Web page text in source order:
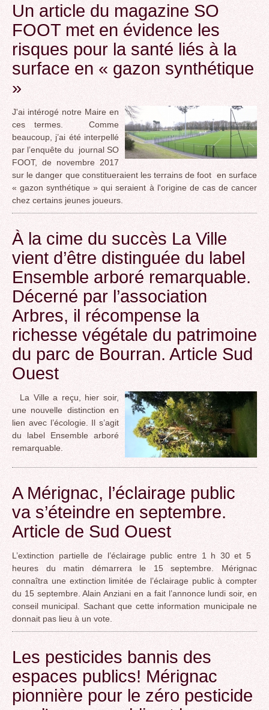
Un article du magazine SO
FOOT met en évidence les
risques pour la santé liés à la
surface en « gazon synthétique
»
J'ai intérogé notre Maire en
ces termes. Comme
beaucoup, j’ai été interpellé
par l’enquête du journal SO
FOOT, de novembre 2017
sur le danger que constitueraient les terrains de​ foot en surface
« gazon synthétique » qui seraient à l'origine de cas de cancer
chez certains jeunes joueurs​.
À la cime du succès La Ville
vient d’être distinguée du label
Ensemble arboré remarquable.
Décerné par l’association
Arbres, il récompense la
richesse végétale du patrimoine
du parc de Bourran. Article Sud
Ouest
La Ville a reçu, hier soir,
une nouvelle distinction en
lien avec l’écologie. Il s’agit
du label Ensemble arboré
remarquable.
A Mérignac, l’éclairage public
va s’éteindre en septembre.
Article de Sud Ouest
L’extinction partielle de l’éclairage public entre 1 h 30 et 5
heures du matin démarrera le 15 septembre. Mérignac
connaîtra une extinction limitée de l’éclairage public à compter
du 15 septembre. Alain Anziani en a fait l’annonce lundi soir, en
conseil municipal. Sachant que cette information municipale ne
donnait pas lieu à un vote.
Les pesticides bannis des
espaces publics! Mérignac
pionnière pour le zéro pesticide